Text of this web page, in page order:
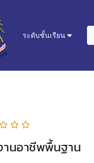
ระดับชั้นเรียน
านอาชีพพื้นฐาน